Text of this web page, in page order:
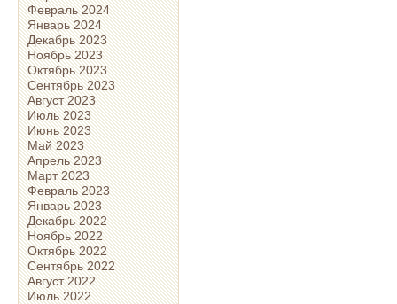
Февраль 2024
Январь 2024
Декабрь 2023
Ноябрь 2023
Октябрь 2023
Сентябрь 2023
Август 2023
Июль 2023
Июнь 2023
Май 2023
Апрель 2023
Март 2023
Февраль 2023
Январь 2023
Декабрь 2022
Ноябрь 2022
Октябрь 2022
Сентябрь 2022
Август 2022
Июль 2022